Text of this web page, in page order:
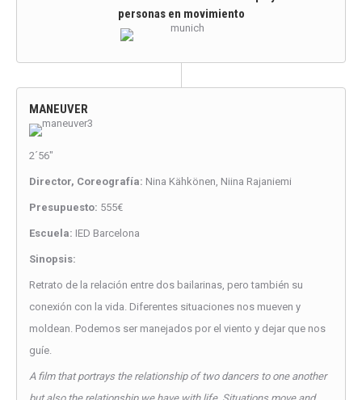
personas en movimiento
MANEUVER
2´56″
Director, Coreografía: Nina Kähkönen, Niina Rajaniemi
Presupuesto: 555€
Escuela: IED Barcelona
Sinopsis:
Retrato de la relación entre dos bailarinas, pero también su
conexión con la vida. Diferentes situaciones nos mueven y
moldean. Podemos ser manejados por el viento y dejar que nos
guíe.
A film that portrays the relationship of two dancers to one another